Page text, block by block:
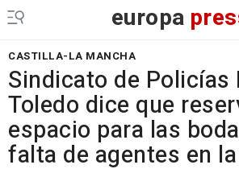
europa
CASTILLA-LA MANCHA
Sindicato de Policías
Toledo dice que
espacio para las
falta de agentes en